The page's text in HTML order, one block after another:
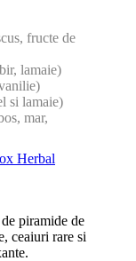
fructe de
lamaie)
si lamaie)
mar,
Herbal
piramide de
ceaiuri rare si